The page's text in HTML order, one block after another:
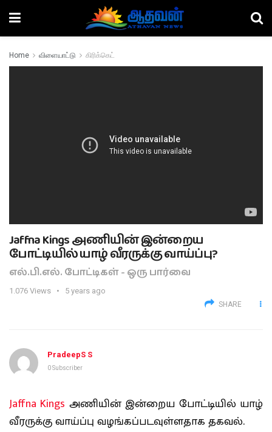
Home விளையாட்டு கிரிக்கெட்
Jaffna Kings அணியின் இன்றைய
போட்டியில் யாழ் வீரருக்கு வாய்ப்பு?
எல்.பி.எல். போட்டிகள் - ஒரு பார்வை
1.076 Views 5 years ago
SHARE
PradeepS S
0 Subscriber
Jaffna Kings அணியின் இன்றைய போட்டியில் யாழ்
வீரருக்கு வாய்ப்பு வழங்கப்படவுள்ளதாக தகவல்.